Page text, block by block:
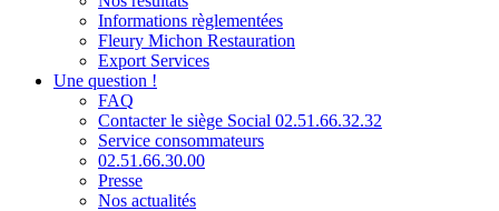
Informations règlementées
Fleury Michon Restauration
Export Services
Une question !
FAQ
Contacter le siège Social 02.51.66.32.32
Service consommateurs
02.51.66.30.00
Presse
Nos actualités